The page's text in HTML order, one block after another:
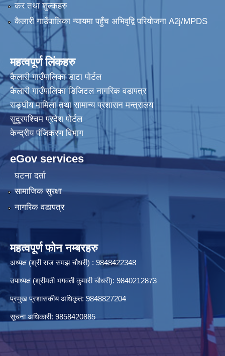
कर तथा शुल्कहरु
कैलारी गाउँपालिका न्यायमा पहुँच अभिवृद्वि परियोजना A2j/MPDS
महत्वपूर्ण लिंकहरु
कैलारी गाउँपालिका डाटा पाेर्टल
कैलारी गाउँपालिका डिजिटल नागरिक वडापत्र
सङ्घीय मामिला तथा सामान्य प्रशासन मन्त्रालय
सुदूरपश्चिम प्रदेश पोर्टल
केन्द्रीय प‌ंजिकरण विभाग
eGov services
घटना दर्ता
सामाजिक सुरक्षा
नागरिक वडापत्र
महत्वपूर्ण फोन नम्बरहरु
अध्यक्ष (श्री राज समझ चौधरी) : 9848422348
उपाध्यक्ष (श्रीमती भगवती कुमारी चौधरी): 9840212873
प्रमुख प्रशासकीय अधिकृत: 9848827204
सूचना अधिकारी: 9858420885